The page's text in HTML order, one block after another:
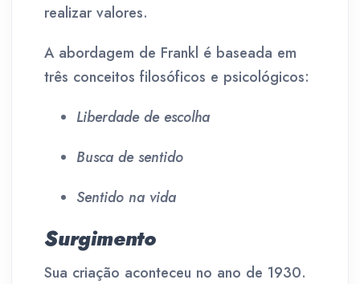
realizar valores.
A abordagem de Frankl é baseada em
três conceitos filosóficos e psicológicos:
Liberdade de escolha
Busca de sentido
Sentido na vida
Surgimento
Sua criação aconteceu no ano de 1930.